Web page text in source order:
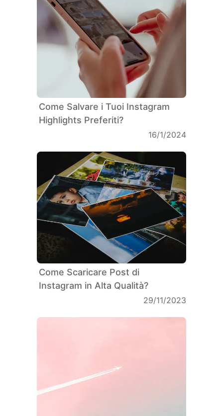
Come Salvare i Tuoi Instagram
Highlights Preferiti?
16/1/2024
Come Scaricare Post di
Instagram in Alta Qualità?
29/11/2023